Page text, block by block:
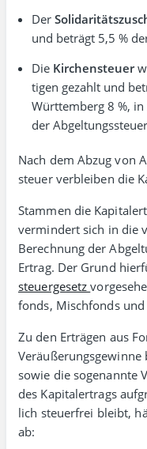
Der
und beträgt 5,5 %
Die Kirchensteuer
tigen gezahlt und
Württem­berg 8 %,
der
Nach dem Abzug von
steuer verbleiben die
Stammen die
vermindert sich in die
Berech­nung der
Ertrag. Der Grund
steuer­gesetz
fonds, Misch­fonds
Zu den Erträgen aus
Veräußerungs­gewinne
sowie die soge­nannte
des Kapital­ertrags
lich steuer­frei bleibt,
ab: